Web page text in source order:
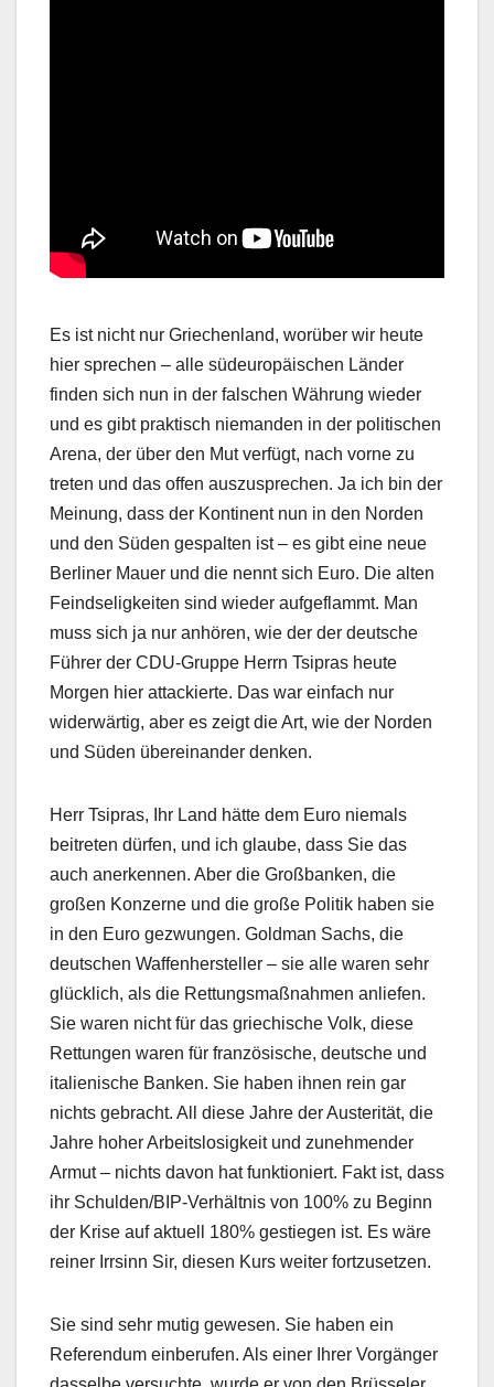
Es ist nicht nur Griechenland, worüber wir heute
hier sprechen – alle südeuropäischen Länder
finden sich nun in der falschen Währung wieder
und es gibt praktisch niemanden in der politischen
Arena, der über den Mut verfügt, nach vorne zu
treten und das offen auszusprechen. Ja ich bin der
Meinung, dass der Kontinent nun in den Norden
und den Süden gespalten ist – es gibt eine neue
Berliner Mauer und die nennt sich Euro. Die alten
Feindseligkeiten sind wieder aufgeflammt. Man
muss sich ja nur anhören, wie der der deutsche
Führer der CDU-Gruppe Herrn Tsipras heute
Morgen hier attackierte. Das war einfach nur
widerwärtig, aber es zeigt die Art, wie der Norden
und Süden übereinander denken.
Herr Tsipras, Ihr Land hätte dem Euro niemals
beitreten dürfen, und ich glaube, dass Sie das
auch anerkennen. Aber die Großbanken, die
großen Konzerne und die große Politik haben sie
in den Euro gezwungen. Goldman Sachs, die
deutschen Waffenhersteller – sie alle waren sehr
glücklich, als die Rettungsmaßnahmen anliefen.
Sie waren nicht für das griechische Volk, diese
Rettungen waren für französische, deutsche und
italienische Banken. Sie haben ihnen rein gar
nichts gebracht. All diese Jahre der Austerität, die
Jahre hoher Arbeitslosigkeit und zunehmender
Armut – nichts davon hat funktioniert. Fakt ist, dass
ihr Schulden/BIP-Verhältnis von 100% zu Beginn
der Krise auf aktuell 180% gestiegen ist. Es wäre
reiner Irrsinn Sir, diesen Kurs weiter fortzusetzen.
Sie sind sehr mutig gewesen. Sie haben ein
Referendum einberufen. Als einer Ihrer Vorgänger